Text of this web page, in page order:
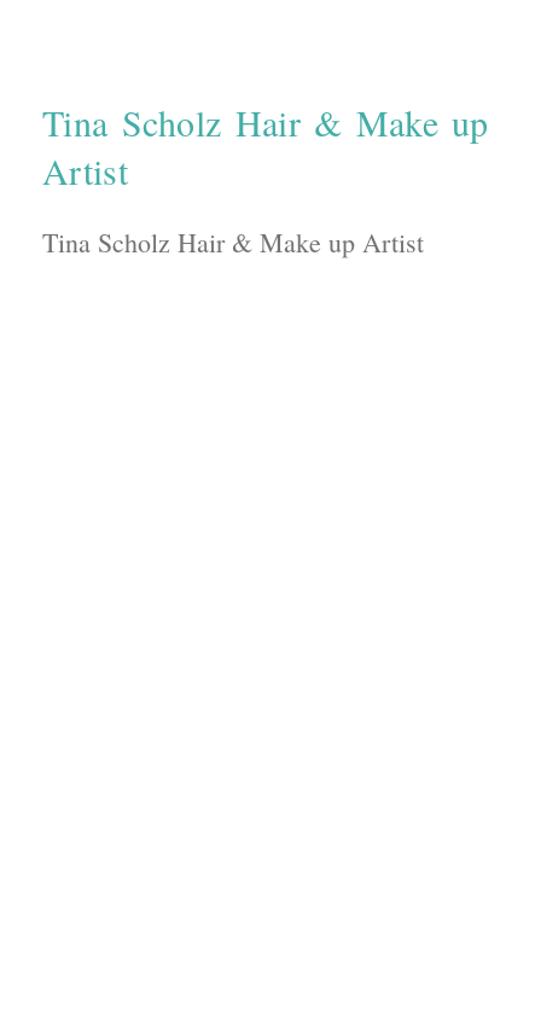
Tina Scholz Hair & Make up
Artist
Tina Scholz Hair & Make up Artist